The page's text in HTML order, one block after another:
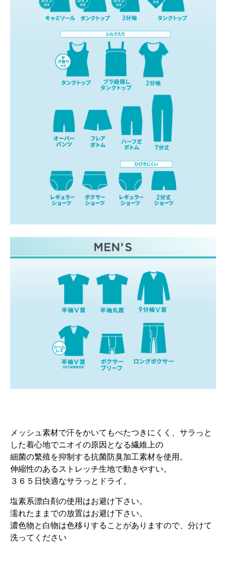
メッシュ素材で汗をかいてもべたつきにくく、サラっと
した着心地でニオイの原因となる繊維上の
細菌の繁殖を抑制する抗菌防臭加工素材を使用。
伸縮性のあるストレッチ生地で動きやすい。
３６５日快適なサラっとドライ。
塩素系漂白剤の使用はお避け下さい。
濡れたままでの放置はお避け下さい。
濃色物と白物は色移りすることがありますので、分けて
洗ってください